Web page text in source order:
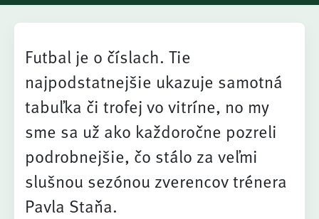
Futbal je o číslach. Tie
najpodstatnejšie ukazuje samotná
tabuľka či trofej vo vitríne, no my
sme sa už ako každoročne pozreli
podrobnejšie, čo stálo za veľmi
slušnou sezónou zverencov trénera
Pavla Staňa.